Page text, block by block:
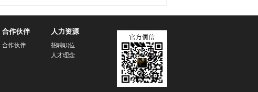
合作伙伴
合作伙伴
人力资源
招聘职位
人才理念